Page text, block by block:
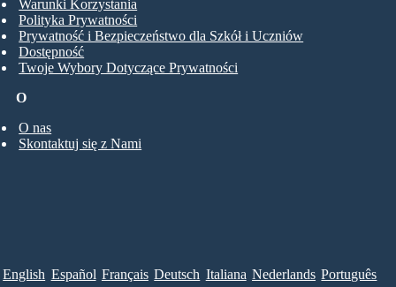
O
O nas
Skontaktuj się z Nami
Warunki Korzystania
Polityka Prywatności
Prywatność i Bezpieczeństwo dla Szkół i Uczniów
Dostępność
Twoje Wybory Dotyczące Prywatności
English Español Français Deutsch Italiana Nederlands Português